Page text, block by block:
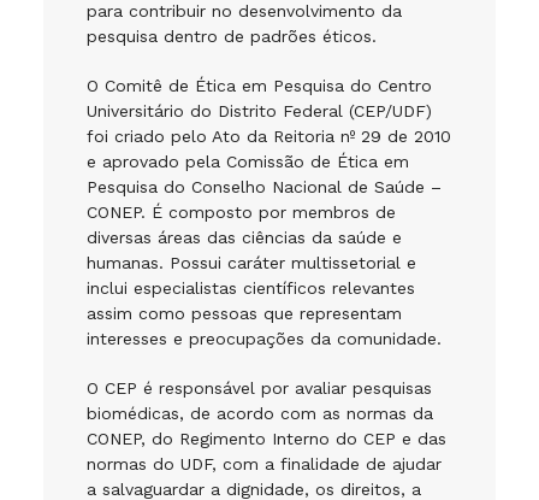
para contribuir no desenvolvimento da
pesquisa dentro de padrões éticos.
O Comitê de Ética em Pesquisa do Centro
Universitário do Distrito Federal (CEP/UDF)
foi criado pelo Ato da Reitoria nº 29 de 2010
e aprovado pela Comissão de Ética em
Pesquisa do Conselho Nacional de Saúde –
CONEP. É composto por membros de
diversas áreas das ciências da saúde e
humanas. Possui caráter multissetorial e
inclui especialistas científicos relevantes
assim como pessoas que representam
interesses e preocupações da comunidade.
O CEP é responsável por avaliar pesquisas
biomédicas, de acordo com as normas da
CONEP, do Regimento Interno do CEP e das
normas do UDF, com a finalidade de ajudar
a salvaguardar a dignidade, os direitos, a